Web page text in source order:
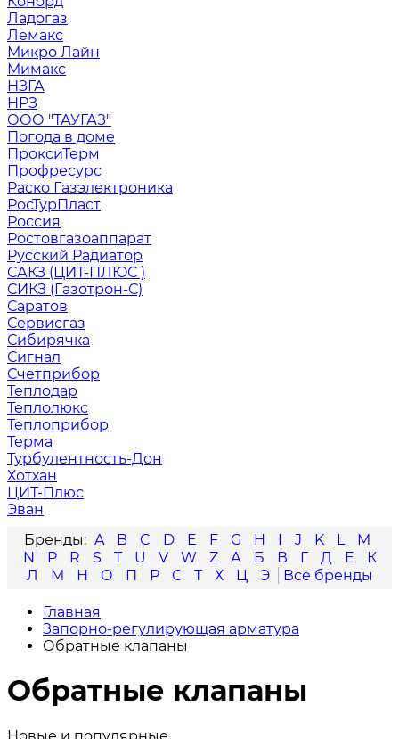
Ладогаз
Лемакс
Микро Лайн
Мимакс
НЗГА
НРЗ
ООО "ТАУГАЗ"
Погода в доме
ПроксиТерм
Профресурс
Раско Газэлектроника
РосТурПласт
Россия
Ростовгазоаппарат
Русский Радиатор
САКЗ (ЦИТ-ПЛЮС )
СИКЗ (Газотрон-С)
Саратов
Сервисгаз
Сибирячка
Сигнал
Счетприбор
Теплодар
Теплолюкс
Теплоприбор
Терма
Турбулентность-Дон
Хотхан
ЦИТ-Плюс
Эван
A
B C D E F G H I J K L
M
N
P R S T U V W Z А Б В Г Д Е
К
Л
М Н О П Р С Т Х Ц Э
Главная
Запорно-регулирующая арматура
Обратные клапаны
Обратные клапаны